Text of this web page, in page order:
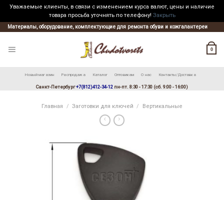
Уважаемые клиенты, в связи с изменением курса валют, цены и наличие
товара просьба уточнять по телефону! Закрыть
Skip
to
Материалы, оборудование, комплектующие для ремонта обуви и кожгалантереи
0
Новый магазин Распродажа Каталог Оптовикам О нас Контакты/Доставка
Санкт-Петербург+7(812)412-34-12 пн-пт. 8:30 - 17:30 (сб. 9:00 - 16:00)
Главная / Заготовки для ключей / Вертикальные